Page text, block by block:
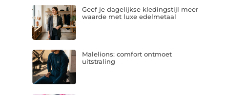
Geef je dagelijkse kledingstijl meer
waarde met luxe edelmetaal
Malelions: comfort ontmoet
uitstraling